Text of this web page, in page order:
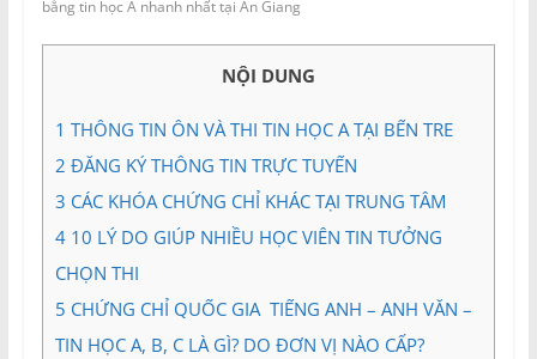
Nam
bằng tin học A nhanh nhất tại An Giang
NỘI DUNG
1 THÔNG TIN ÔN VÀ THI TIN HỌC A TẠI BẾN TRE
2 ĐĂNG KÝ THÔNG TIN TRỰC TUYẾN
3 CÁC KHÓA CHỨNG CHỈ KHÁC TẠI TRUNG TÂM
410 LÝ DO GIÚP NHIỀU HỌC VIÊN TIN TƯỞNG
CHỌN THI
5 CHỨNG CHỈ QUỐC GIA TIẾNG ANH – ANH VĂN –
TIN HỌC A, B, C LÀ GÌ? DO ĐƠN VỊ NÀO CẤP?